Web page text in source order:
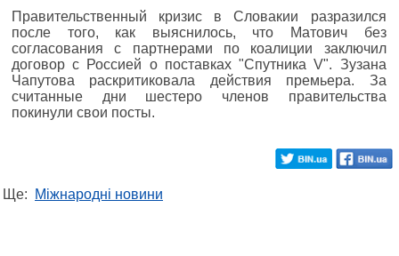
Правительственный кризис в Словакии разразился
после того, как выяснилось, что Матович без
согласования с партнерами по коалиции заключил
договор с Россией о поставках "Спутника V". Зузана
Чапутова раскритиковала действия премьера. За
считанные дни шестеро членов правительства
покинули свои посты.
Ще: Міжнародні новини